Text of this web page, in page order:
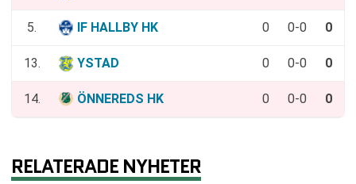
5. IF HALLBY HK 0 0-0 0
13. YSTAD 0 0-0 0
14. ÖNNEREDS HK 0 0-0 0
RELATERADE NYHETER